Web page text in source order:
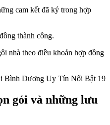
cam kết đã ký trong hợp
thành công.
nhà theo điều khoản hợp đồng
gói và những lưu